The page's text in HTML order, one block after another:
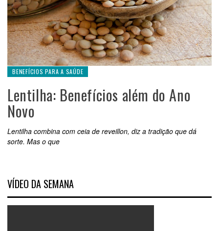
BENEFÍCIOS PARA A SAÚDE
Lentilha: Benefícios além do Ano
Novo
Lentilha combina com ceia de reveillon, diz a tradição que dá
sorte. Mas o que
VÍDEO DA SEMANA